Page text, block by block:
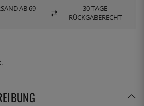
AB 69
30 TAGE
RÜCKGABERECHT